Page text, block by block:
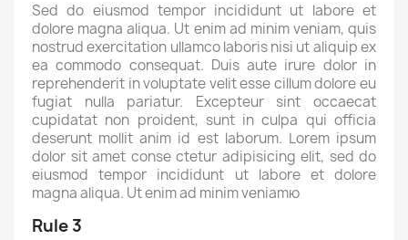
Sed do eiusmod tempor incididunt ut labore et
dolore magna aliqua. Ut enim ad minim veniam, quis
nostrud exercitation ullamco laboris nisi ut aliquip ex
ea commodo consequat. Duis aute irure dolor in
reprehenderit in voluptate velit esse cillum dolore eu
fugiat nulla pariatur. Excepteur sint occaecat
cupidatat non proident, sunt in culpa qui officia
deserunt mollit anim id est laborum. Lorem ipsum
dolor sit amet conse ctetur adipisicing elit, sed do
eiusmod tempor incididunt ut labore et dolore
magna aliqua. Ut enim ad minim veniamю
Rule 3